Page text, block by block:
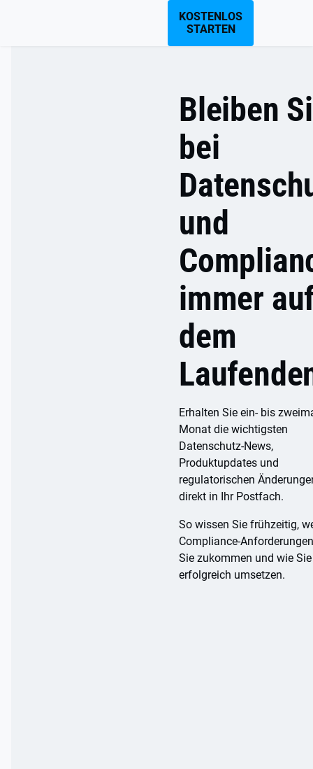
KOSTENLOS
STARTEN
Bleiben
bei
und
immer
dem
Erhalten Sie ein- bis
Monat die wichtigsten
Datenschutz-News,
Produktupdates und
regulatorischen
direkt in Ihr Postfach.
So wissen Sie frühzeitig,
Compliance-
Sie zukommen und wie
erfolgreich umsetzen.